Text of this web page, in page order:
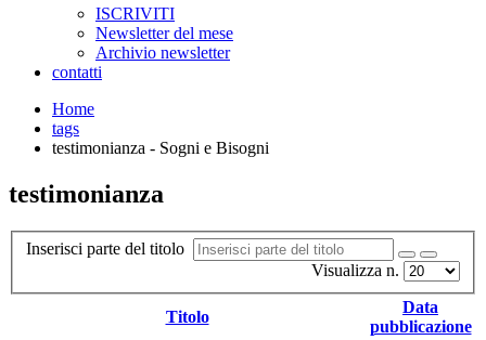
ISCRIVITI
Newsletter del mese
Archivio newsletter
contatti
Home
tags
testimonianza - Sogni e Bisogni
testimonianza
Inserisci parte del titolo
Visualizza n.
Titolo
Data
pubblicazione